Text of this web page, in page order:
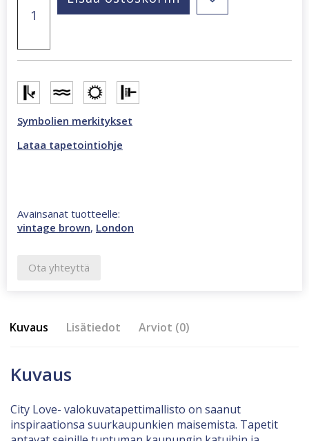
CL11C
määrä
Symbolien merkitykset
Lataa tapetointiohje
Avainsanat tuotteelle:
vintage brown, London
Ota yhteyttä
Kuvaus Lisätiedot Arviot (0)
Kuvaus
City Love- valokuvatapettimallisto on saanut
inspiraationsa suurkaupunkien maisemista. Tapetit